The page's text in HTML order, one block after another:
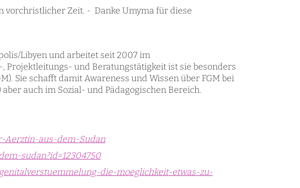
vorchristlicher Zeit. - Danke Umyma für diese
Libyen und arbeitet seit 2007 im
Projektleitungs- und Beratungstätigkeit ist sie besonders
Sie schafft damit Awareness und Wissen über FGM bei
auch im Sozial- und Pädagogischen Bereich.
Aerztin-aus-dem-Sudan
sudan?id=12304750
die-moeglichkeit-etwas-zu-